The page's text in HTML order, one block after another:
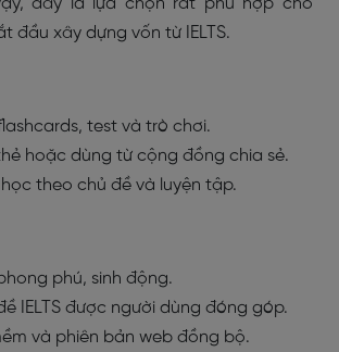
đây là lựa chọn rất phù hợp cho
đầu xây dựng vốn từ IELTS.
test và trò chơi.
hoặc dùng từ cộng đồng chia sẻ.
theo chủ đề và luyện tập.
phú, sinh động.
IELTS được người dùng đóng góp.
và phiên bản web đồng bộ.